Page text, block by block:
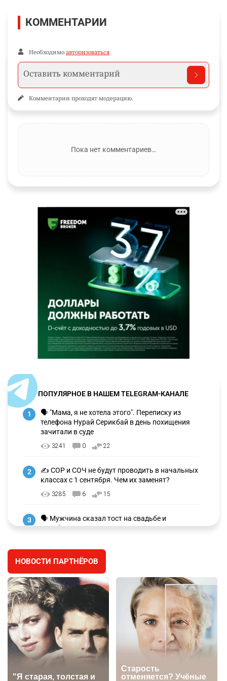
КОММЕНТАРИИ
Необходимо авторизоваться
Комментарии проходят модерацию.
Пока нет комментариев…
ПОПУЛЯРНОЕ В НАШЕМ TELEGRAM-КАНАЛЕ
1
🗣 "Мама, я не хотела этого". Переписку из
телефона Нурай Серикбай в день похищения
зачитали в суде
3241 0 22
2
✍️ СОР и СОЧ не будут проводить в начальных
классах с 1 сентября. Чем их заменят?
3285 6 15
3
🗣 Мужчина сказал тост на свадьбе и
заработал уголовное дело
🐏 Скота больше, а мясо дороже. Почему в
Казахстане продолжают расти цены на
баранину и конину
2678
5
⚠️ Доброе утро, друзья! Предлагаем обзор
главных новостей за 4 августа
2790 0 1
6
🗣Глава государства направил телеграмму
НОВОСТИ ПАРТНЁРОВ